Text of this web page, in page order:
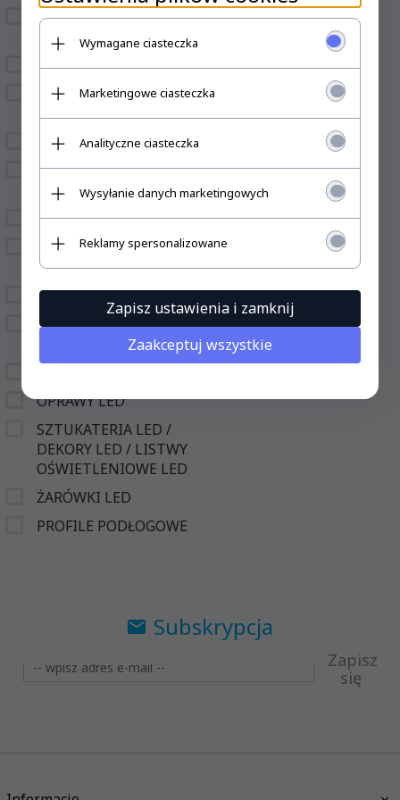
TAŚMY LED I
AKCESORIA
ZASILACZE LED
MILIGHT PILOTY
STEROWNIKI
MODUŁY LED
LAMPKI LED DO
GABLOT
MARKA V-TAC
LAMPY
MAGNETYCZNE
LAMPY PODŁOGOWE
OŚWIETLENIE NA
OPRAWY LED
SZTUKATERIA LED /
DEKORY LED / LISTWY
OŚWIETLENIOWE LED
ŻARÓWKI LED
PROFILE PODŁOGOWE
v-tac
Subskrypcja
Zapisz
się
Wymagane ciasteczka
Marketingowe ciasteczka
Analityczne ciasteczka
Wysyłanie danych marketingowych
Reklamy spersonalizowane
Zapisz ustawienia i zamknij
Zaakceptuj wszystkie